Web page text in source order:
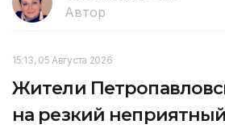
Автор
15:13, 05 Августа 2026
Жители
на резкий